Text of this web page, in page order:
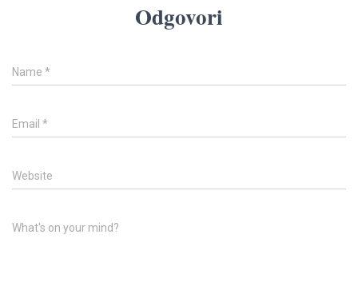
Odgovori
Name *
Email *
Website
What's on your mind?